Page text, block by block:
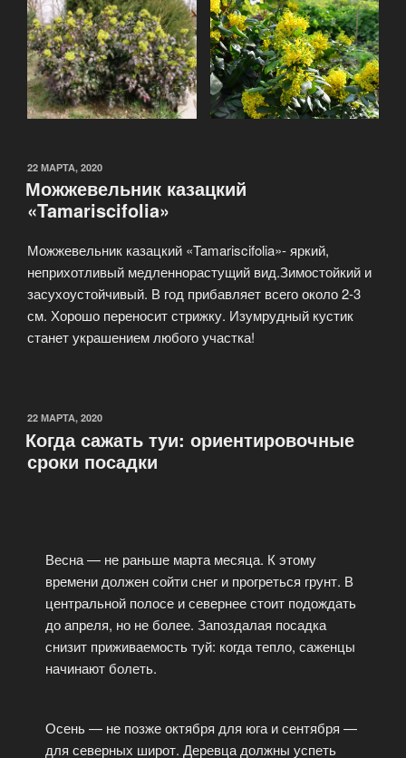
22 МАРТА, 2020
Можжевельник казацкий
«Tamariscifolia»
Можжевельник казацкий «Tamariscifolia»- яркий,
неприхотливый медленнорастущий вид.Зимостойкий и
засухоустойчивый. В год прибавляет всего около 2-3
см. Хорошо переносит стрижку. Изумрудный кустик
станет украшением любого участка!
22 МАРТА, 2020
Когда сажать туи: ориентировочные
сроки посадки
Весна — не раньше марта месяца. К этому
времени должен сойти снег и прогреться грунт. В
центральной полосе и севернее стоит подождать
до апреля, но не более. Запоздалая посадка
снизит приживаемость туй: когда тепло, саженцы
начинают болеть.
Осень — не позже октября для юга и сентября —
для северных широт. Деревца должны успеть